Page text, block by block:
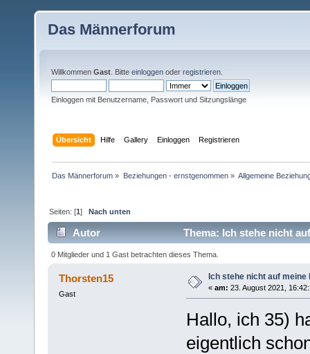
Das Männerforum
Willkommen Gast . Bitte einloggen oder registrieren
Einloggen mit Benutzername, Passwort und Sitzungslänge
Übersicht Hilfe Gallery Einloggen Registrieren
Das Männerforum » Beziehungen - ernstgenommen» Allgemeine
Seiten: [1]Nach unten
Autor Thema: Ich stehe nicht
0 Mitglieder und 1 Gast betrachten dieses Thema.
Thorsten15
Gast
Ich stehe nicht auf meine
« am: 23. August 2021,
Hallo, ich 35)
eigentlich